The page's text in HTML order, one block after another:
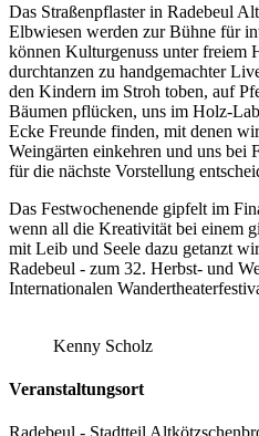
Das Straßenpflaster in Radebeul
Elbwiesen werden zur Bühne für
können Kulturgenuss unter freiem
durchtanzen zu handgemachter
den Kindern im Stroh toben, auf
Bäumen pflücken, uns im Holz-
Ecke Freunde finden, mit denen
Weingärten einkehren und uns bei
für die nächste Vorstellung
Das Festwochenende gipfelt im
wenn all die Kreativität bei einem
mit Leib und Seele dazu getanzt
Radebeul - zum 32. Herbst- und
Internationalen
Kenny Scholz
Veranstaltungsort